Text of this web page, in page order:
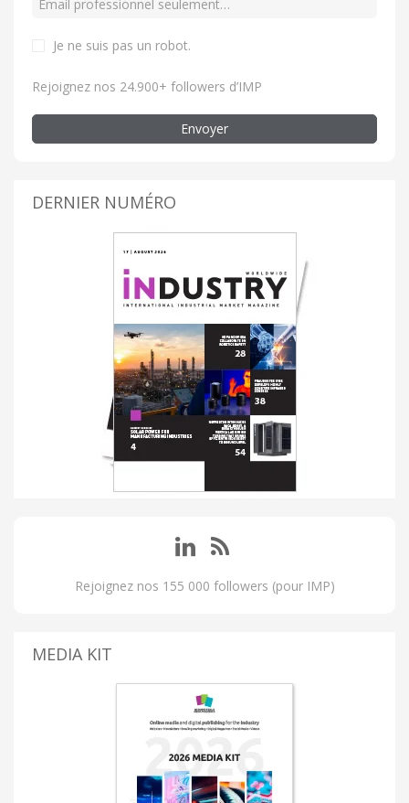
Je ne suis pas un robot.
Rejoignez nos 24.900+ followers d’IMP
Envoyer
DERNIER NUMÉRO
Rejoignez nos 155 000 followers (pour IMP)
MEDIA KIT